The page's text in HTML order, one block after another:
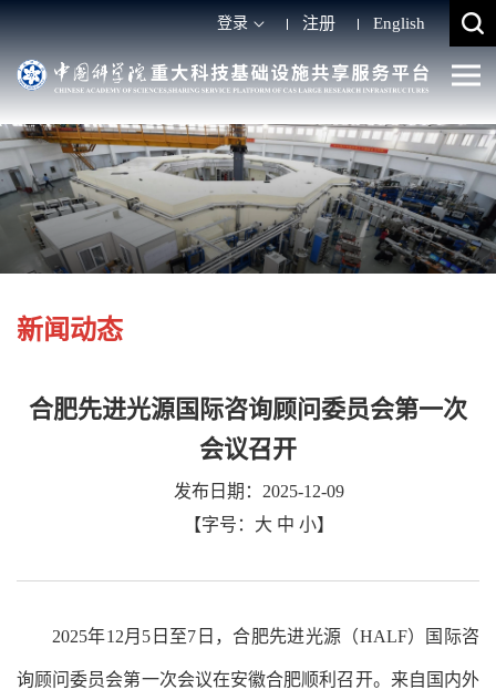
登录 注册 English
新闻动态
合肥先进光源国际咨询顾问委员会第一次
会议召开
发布日期：2025-12-09
【字号： 大 中 小】
2025年12月 5 日至7 日，合肥先进光源（HALF）国际咨
询顾问委员会第一次会议在安徽合肥顺利召开。来自国内外